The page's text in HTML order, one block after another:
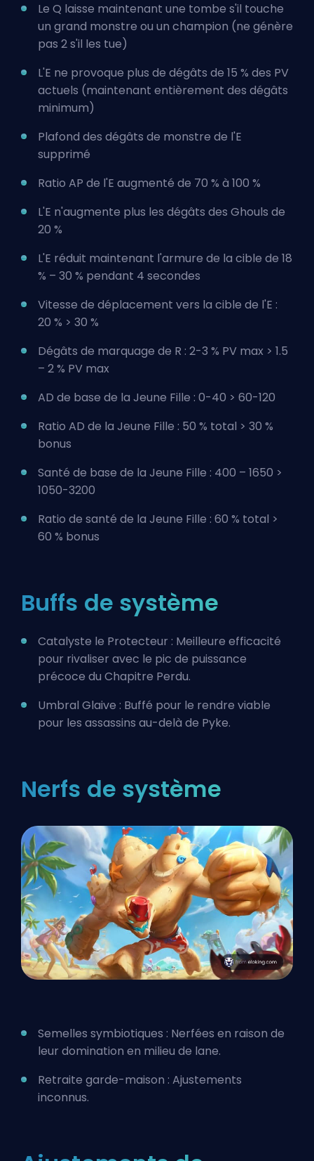
Le Q laisse maintenant une tombe s'il touche
un grand monstre ou un champion (ne génère
pas 2 s'il les tue)
L'E ne provoque plus de dégâts de 15 % des PV
actuels (maintenant entièrement des dégâts
minimum)
Plafond des dégâts de monstre de l'E
supprimé
Ratio AP de l'E augmenté de 70 % à 100 %
L'E n'augmente plus les dégâts des Ghouls de
20 %
L'E réduit maintenant l'armure de la cible de 18
% – 30 % pendant 4 secondes
Vitesse de déplacement vers la cible de l'E :
20 % > 30 %
Dégâts de marquage de R : 2-3 % PV max > 1.5
– 2 % PV max
AD de base de la Jeune Fille : 0-40 > 60-120
Ratio AD de la Jeune Fille : 50 % total > 30 %
bonus
Santé de base de la Jeune Fille : 400 – 1650 >
1050-3200
Ratio de santé de la Jeune Fille : 60 % total >
60 % bonus
Buffs de système
Catalyste le Protecteur : Meilleure efficacité
pour rivaliser avec le pic de puissance
précoce du Chapitre Perdu.
Umbral Glaive : Buffé pour le rendre viable
pour les assassins au-delà de Pyke.
Nerfs de système
Semelles symbiotiques : Nerfées en raison de
leur domination en milieu de lane.
Retraite garde-maison : Ajustements
inconnus.